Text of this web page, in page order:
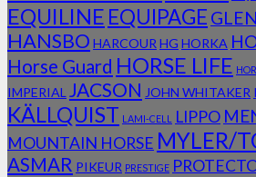
EQUILINE EQUIPAGE
HANSBO HARCOUR HG HORKA
Horse Guard HORSE LIFE
IMPERIAL JACSON JOHN WHITAKER
KÄLLQUIST LAMI-CELL LIPPO
MOUNTAIN HORSE MYLER/
ASMAR PIKEUR PRESTIGE